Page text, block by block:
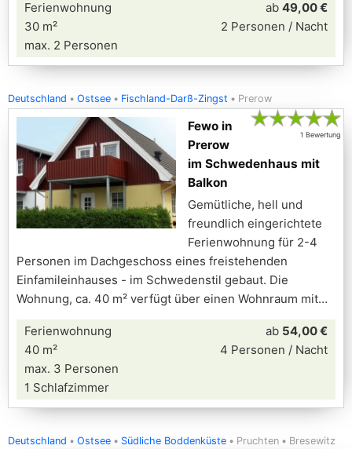
Ferienwohnung
30 m²
max. 2 Personen
ab 49,00 €
2 Personen / Nacht
Deutschland Ostsee Fischland-Darß-Zingst Prerow
★★★★★
1 Bewertung
Fewo in
Prerow
im Schwedenhaus mit
Balkon
Gemütliche, hell und
freundlich eingerichtete
Ferienwohnung für 2-4
Personen im Dachgeschoss eines freistehenden
Einfamileinhauses - im Schwedenstil gebaut. Die
Wohnung, ca. 40 m² verfügt über einen Wohnraum mit
Ferienwohnung
40 m²
max. 3 Personen
1 Schlafzimmer
ab 54,00 €
4 Personen / Nacht
Deutschland Ostsee Südliche Boddenküste Pruchten Bresewitz